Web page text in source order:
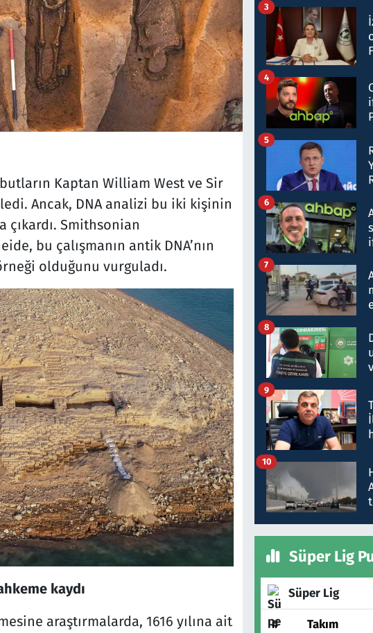
Kaptan William West ve Sir
Ancak, DNA analizi bu iki kişinin
çıkardı. Smithsonian
bu çalışmanın antik DNA’nın
olduğunu vurguladı.
kaydı
araştırmalarda, 1616 yılına ait
3
4
5
6
7
8
9
10
Süper Lig
Süper Lig
# Takım